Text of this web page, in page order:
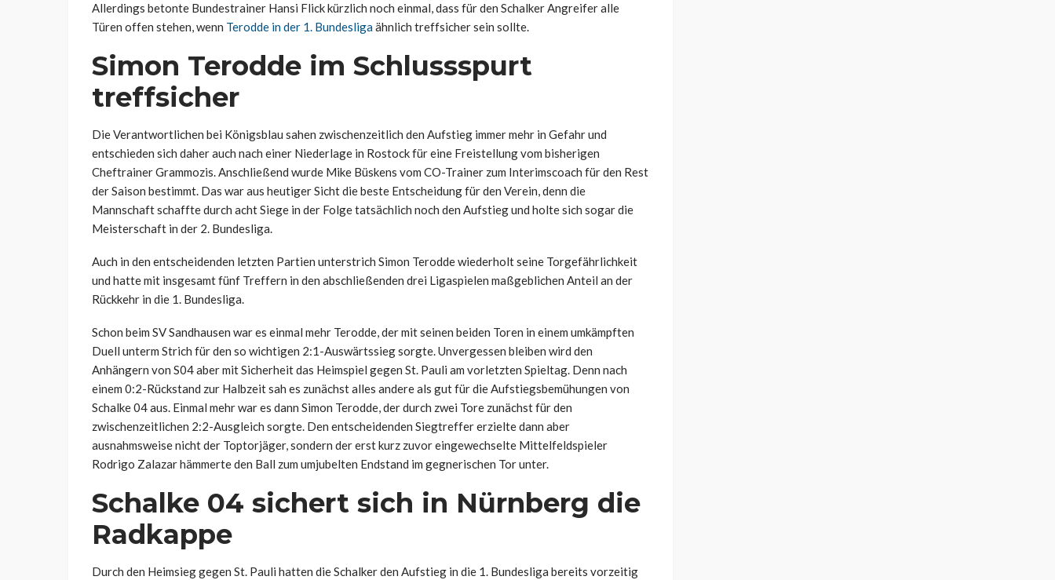
Allerdings betonte Bundestrainer Hansi Flick kürzlich noch einmal, dass für den Schalker Angreifer alle
Türen offen stehen, wenn Terodde in der 1. Bundesligaähnlich treffsicher sein sollte.
Simon Terodde im Schlussspurt
treffsicher
Die Verantwortlichen bei Königsblau sahen zwischenzeitlich den Aufstieg immer mehr in Gefahr und
entschieden sich daher auch nach einer Niederlage in Rostock für eine Freistellung vom bisherigen
Cheftrainer Grammozis. Anschließend wurde Mike Büskens vom CO-Trainer zum Interimscoach für den Rest
der Saison bestimmt. Das war aus heutiger Sicht die beste Entscheidung für den Verein, denn die
Mannschaft schaffte durch acht Siege in der Folge tatsächlich noch den Aufstieg und holte sich sogar die
Meisterschaft in der 2. Bundesliga.
Auch in den entscheidenden letzten Partien unterstrich Simon Terodde wiederholt seine Torgefährlichkeit
und hatte mit insgesamt fünf Treffern in den abschließenden drei Ligaspielen maßgeblichen Anteil an der
Rückkehr in die 1. Bundesliga.
Schon beim SV Sandhausen war es einmal mehr Terodde, der mit seinen beiden Toren in einem umkämpften
Duell unterm Strich für den so wichtigen 2:1-Auswärtssieg sorgte. Unvergessen bleiben wird den
Anhängern von S04 aber mit Sicherheit das Heimspiel gegen St. Pauli am vorletzten Spieltag. Denn nach
einem 0:2-Rückstand zur Halbzeit sah es zunächst alles andere als gut für die Aufstiegsbemühungen von
Schalke 04 aus. Einmal mehr war es dann Simon Terodde, der durch zwei Tore zunächst für den
zwischenzeitlichen 2:2-Ausgleich sorgte. Den entscheidenden Siegtreffer erzielte dann aber
ausnahmsweise nicht der Toptorjäger, sondern der erst kurz zuvor eingewechselte Mittelfeldspieler
Rodrigo Zalazar hämmerte den Ball zum umjubelten Endstand im gegnerischen Tor unter.
Schalke 04 sichert sich in Nürnberg die
Radkappe
Durch den Heimsieg gegen St. Pauli hatten die Schalker den Aufstieg in die 1. Bundesliga bereits vorzeitig